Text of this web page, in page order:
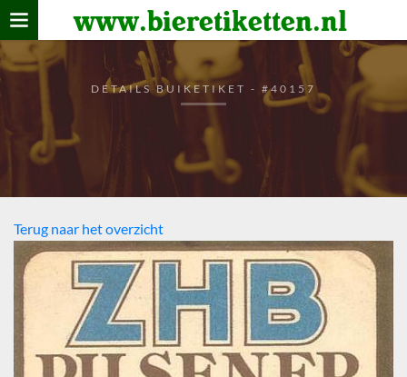
www.bieretiketten.nl
Home
verzamelen
De bierkaart
Bezoekers
DETAILS BUIKETIKET - #40157
Terug naar het overzicht